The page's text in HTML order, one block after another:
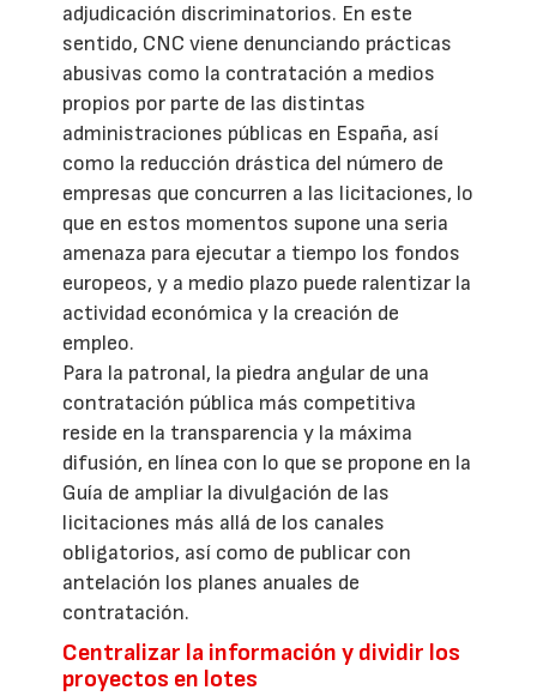
adjudicación discriminatorios. En este
sentido, CNC viene denunciando prácticas
abusivas como la contratación a medios
propios por parte de las distintas
administraciones públicas en España, así
como la reducción drástica del número de
empresas que concurren a las licitaciones, lo
que en estos momentos supone una seria
amenaza para ejecutar a tiempo los fondos
europeos, y a medio plazo puede ralentizar la
actividad económica y la creación de
empleo.
Para la patronal, la piedra angular de una
contratación pública más competitiva
reside en la transparencia y la máxima
difusión, en línea con lo que se propone en la
Guía de ampliar la divulgación de las
licitaciones más allá de los canales
obligatorios, así como de publicar con
antelación los planes anuales de
contratación.
Centralizar la información y dividir los
proyectos en lotes